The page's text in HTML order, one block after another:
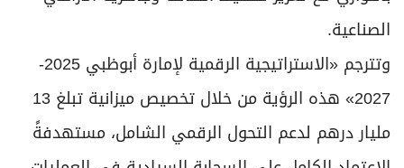
الصناعية.
وتترجم «الاستراتيجية الرقمية لإمارة أبوظبي 2025-
2027» هذه الرؤية من خلال تخصيص ميزانية تبلغ 13
مليار درهم لدعم التحول الرقمي الشامل، مستهدفةً